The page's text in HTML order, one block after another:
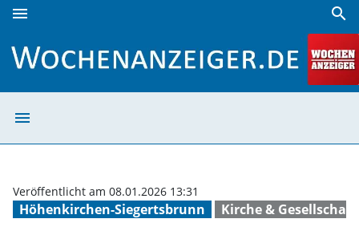
menu search
menu
Höhenkirchen-Siegertsbrunn Kirche & Gesellschaft
Veröffentlicht am 08.01.2026 13:31